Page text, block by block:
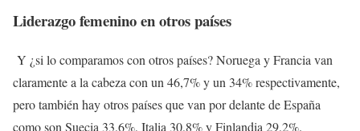
Liderazgo femenino en otros países
Y ¿si lo comparamos con otros países? Noruega y Francia van
claramente a la cabeza con un 46,7% y un 34% respectivamente,
pero también hay otros países que van por delante de España
como son Suecia 33,6%, Italia 30,8% y Finlandia 29,2%.